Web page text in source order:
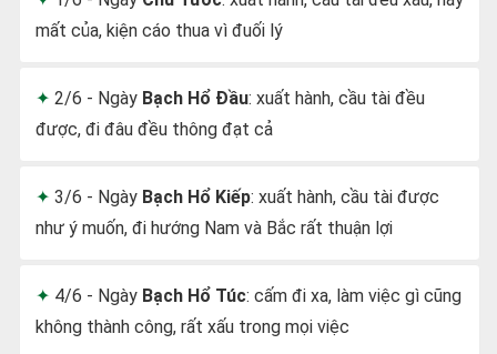
mất của, kiện cáo thua vì đuối lý
2/6 - Ngày Bạch Hổ Đầu: xuất hành, cầu tài đều
được, đi đâu đều thông đạt cả
3/6 - Ngày Bạch Hổ Kiếp: xuất hành, cầu tài được
như ý muốn, đi hướng Nam và Bắc rất thuận lợi
4/6 - Ngày Bạch Hổ Túc: cấm đi xa, làm việc gì cũng
không thành công, rất xấu trong mọi việc